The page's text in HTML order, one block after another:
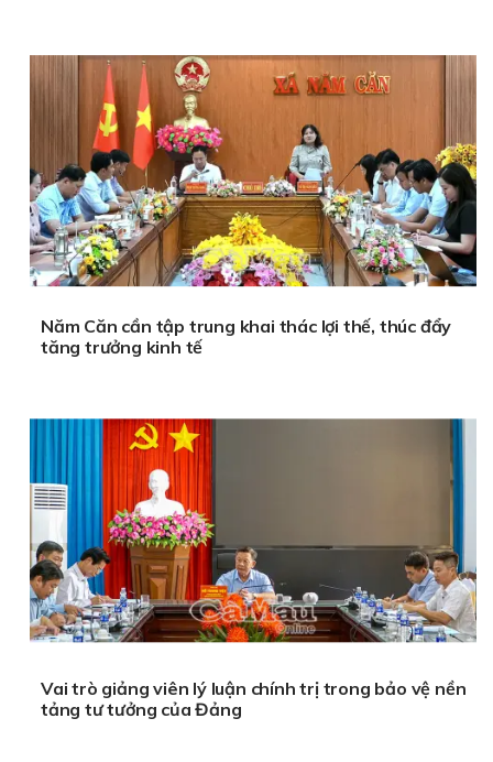
Năm Căn cần tập trung khai thác lợi thế, thúc đẩy
tăng trưởng kinh tế
Vai trò giảng viên lý luận chính trị trong bảo vệ nền
tảng tư tưởng của Đảng